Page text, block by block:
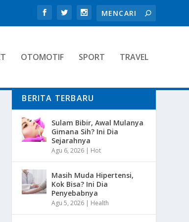
OTOMOTIF SPORT TRAVEL
BERITA TERBARU
Sulam Bibir, Awal Mulanya
Gimana Sih? Ini Dia
Sejarahnya
Agu 6, 2026 | Hot
Masih Muda Hipertensi,
Kok Bisa? Ini Dia
Penyebabnya
Agu 5, 2026 | Health